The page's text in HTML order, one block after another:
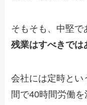
そもそも、中堅で
残業はすべきでは
会社には定時とい
間で40時間労働